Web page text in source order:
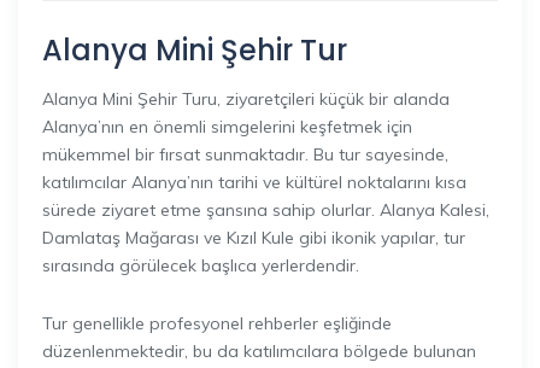
Alanya Mini Şehir Tur
Alanya Mini Şehir Turu, ziyaretçileri küçük bir alanda
Alanya’nın en önemli simgelerini keşfetmek için
mükemmel bir fırsat sunmaktadır. Bu tur sayesinde,
katılımcılar Alanya’nın tarihi ve kültürel noktalarını kısa
sürede ziyaret etme şansına sahip olurlar. Alanya Kalesi,
Damlataş Mağarası ve Kızıl Kule gibi ikonik yapılar, tur
sırasında görülecek başlıca yerlerdendir.
Tur genellikle profesyonel rehberler eşliğinde
düzenlenmektedir, bu da katılımcılara bölgede bulunan